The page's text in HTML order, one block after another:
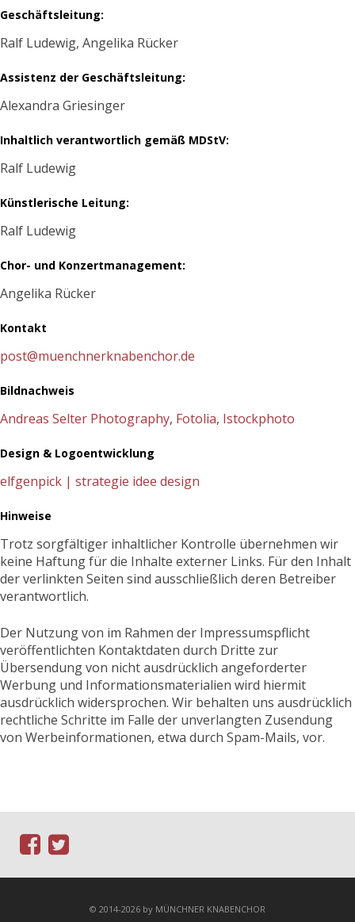
Geschäftsleitung:
Ralf Ludewig, Angelika Rücker
Assistenz der Geschäftsleitung:
Alexandra Griesinger
Inhaltlich verantwortlich gemäß MDStV:
Ralf Ludewig
Künstlerische Leitung:
Ralf Ludewig
Chor- und Konzertmanagement:
Angelika Rücker
Kontakt
post@muenchnerknabenchor.de
Bildnachweis
Andreas Selter Photography, Fotolia, Istockphoto
Design & Logoentwicklung
elfgenpick | strategie idee design
Hinweise
Trotz sorgfältiger inhaltlicher Kontrolle übernehmen wir
keine Haftung für die Inhalte externer Links. Für den Inhalt
der verlinkten Seiten sind ausschließlich deren Betreiber
verantwortlich.
Der Nutzung von im Rahmen der Impressumspflicht
veröffentlichten Kontaktdaten durch Dritte zur
Übersendung von nicht ausdrücklich angeforderter
Werbung und Informationsmaterialien wird hiermit
ausdrücklich widersprochen. Wir behalten uns ausdrücklich
rechtliche Schritte im Falle der unverlangten Zusendung
von Werbeinformationen, etwa durch Spam-Mails, vor.
© 2014-2026 by MÜNCHNER KNABENCHOR